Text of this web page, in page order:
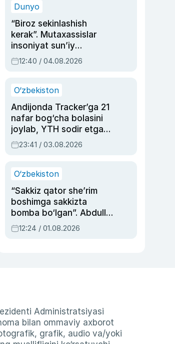
Dunyo
“Biroz sekinlashish
kerak”. Mutaxassislar
insoniyat sun’iy
intellektni boshqara
olmay qolishidan xavotir
12:40 / 04.08.2026
O‘zbekiston
Andijonda Tracker’ga 21
nafar bog‘cha bolasini
joylab, YTH sodir etgan
ayolga sud hukmi o‘qildi
23:41 / 03.08.2026
O‘zbekiston
“Sakkiz qator she’rim
boshimga sakkizta
bomba bo‘lgan”. Abdulla
Oripovni siyosiy
ayblovlardan asrab
12:24 / 01.08.2026
Administratsiyasi
bilan ommaviy axborot
grafik, audio va/yoki